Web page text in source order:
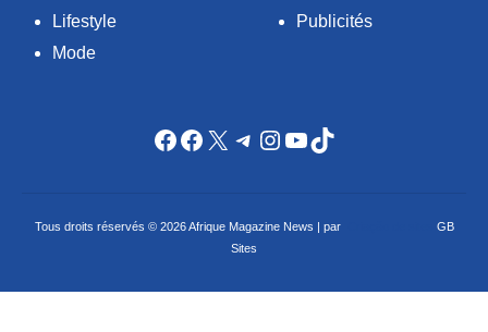
Lifestyle
Mode
Publicités
Facebook
Facebook
X Telegram
Instagram
YouTube
TikTok
Tous droits réservés © 2026 Afrique Magazine News | par
GB
Sites